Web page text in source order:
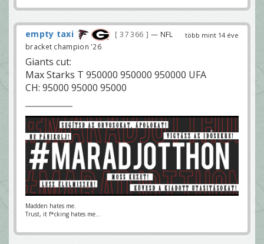
több mint 14 éve
empty taxi 37 366
— NFL
bracket champion '26
Giants cut:
Max Starks T 950000 950000 950000 UFA
CH: 95000 95000 95000
Madden hates me.
Trust, it f*cking hates me...